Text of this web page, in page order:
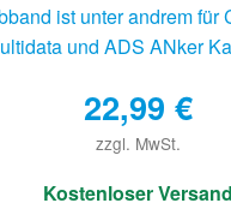
ist unter andrem für
und ADS ANker
22,99 €
zzgl. MwSt.
€
Kostenloser Versand